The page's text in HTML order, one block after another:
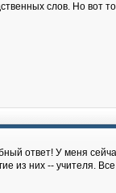
слов. Но вот
ответ! У меня
из них -- учителя. Все